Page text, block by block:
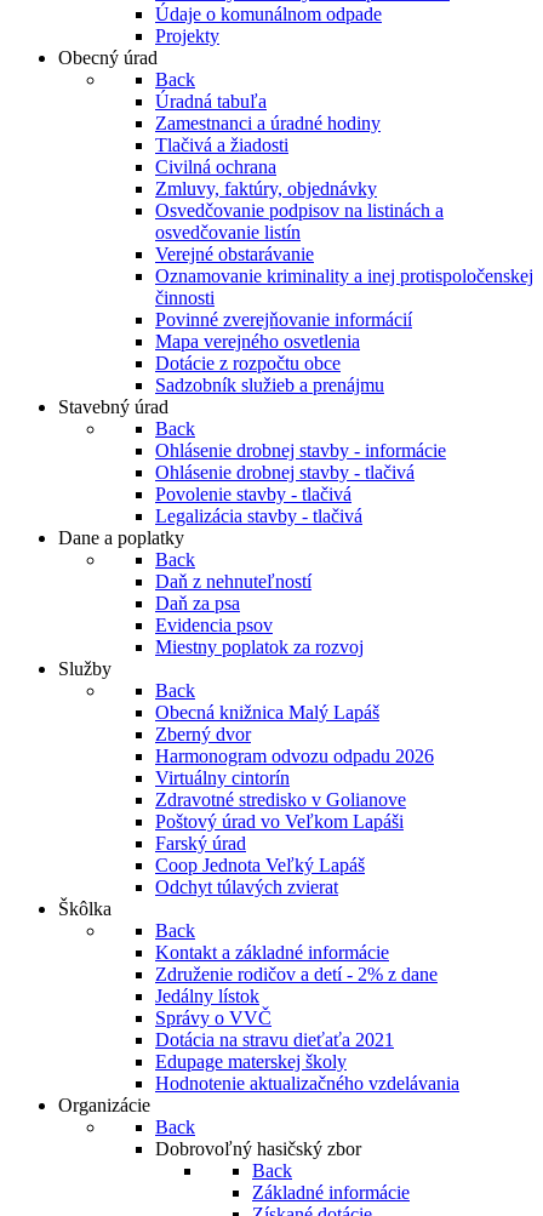
Údaje o komunálnom odpade
Projekty
Obecný úrad
Back
Úradná tabuľa
Zamestnanci a úradné hodiny
Tlačivá a žiadosti
Civilná ochrana
Zmluvy, faktúry, objednávky
Osvedčovanie podpisov na listinách a
osvedčovanie listín
Verejné obstarávanie
Oznamovanie kriminality a inej protispoločenskej
činnosti
Povinné zverejňovanie informácií
Mapa verejného osvetlenia
Dotácie z rozpočtu obce
Sadzobník služieb a prenájmu
Stavebný úrad
Back
Ohlásenie drobnej stavby - informácie
Ohlásenie drobnej stavby - tlačivá
Povolenie stavby - tlačivá
Legalizácia stavby - tlačivá
Dane a poplatky
Back
Daň z nehnuteľností
Daň za psa
Evidencia psov
Miestny poplatok za rozvoj
Služby
Back
Obecná knižnica Malý Lapáš
Zberný dvor
Harmonogram odvozu odpadu 2026
Virtuálny cintorín
Zdravotné stredisko v Golianove
Poštový úrad vo Veľkom Lapáši
Farský úrad
Coop Jednota Veľký Lapáš
Odchyt túlavých zvierat
Škôlka
Back
Kontakt a základné informácie
Združenie rodičov a detí - 2% z dane
Jedálny lístok
Správy o VVČ
Dotácia na stravu dieťaťa 2021
Edupage materskej školy
Hodnotenie aktualizačného vzdelávania
Organizácie
Back
Dobrovoľný hasičský zbor
Back
Základné informácie